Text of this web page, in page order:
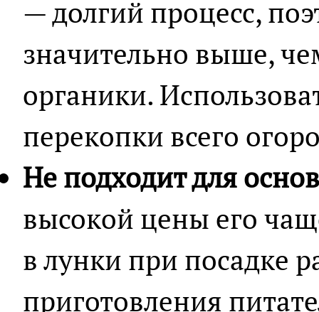
— долгий процесс,
значительно выше,
органики.
перекопки всего
Не подходит для
высокой цены его
в лунки при посадке
приготовления